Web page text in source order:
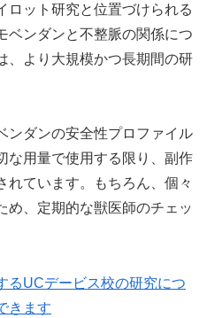
ロット研究と位置づけられる
ベンダンと不整脈の関係につ
、より大規模かつ長期間の研
ンダンの安全性プロファイル
な用量で使用する限り、副作
れています。もちろん、個々
め、定期的な獣医師のチェッ
るUCデービス校の研究につ
きます